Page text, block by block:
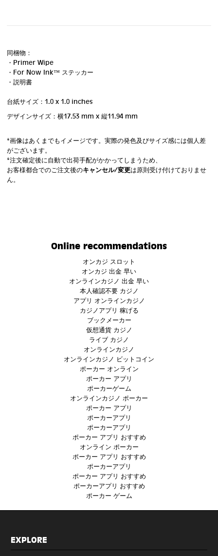
同梱物：
・Primer Wipe
・For Now Ink ™ ステッカー
・説明書
台紙サイズ：1.0 x 1.0 inches
デザインサイズ：横17.53 mm x 縦11.94 mm
*画像はあくまでもイメージです。実際の発色及びサイズ感には個人差
がございます。
*注文確定後に自動で出荷手配がかかってしまうため、
お客様都合でのご注文後のキャンセル/変更は原則受け付けておりませ
ん。
Online recommendations
オンカジ スロット
オンカジ 出金 早い
オンラインカジノ 出金 早い
本人確認不要 カジノ
アプリ オンラインカジノ
カジノアプリ 稼げる
ブックメーカー
仮想通貨 カジノ
ライブ カジノ
オンラインカジノ
オンラインカジノ ビットコイン
ポーカー オンライン
ポーカー アプリ
ポーカーゲーム
オンラインカジノ ポーカー
ポーカー アプリ
ポーカーアプリ
ポーカーアプリ
ポーカー アプリ おすすめ
オンライン ポーカー
ポーカー アプリ おすすめ
ポーカーアプリ
ポーカー アプリ おすすめ
ポーカーアプリ おすすめ
ポーカー ゲーム
EXPLORE